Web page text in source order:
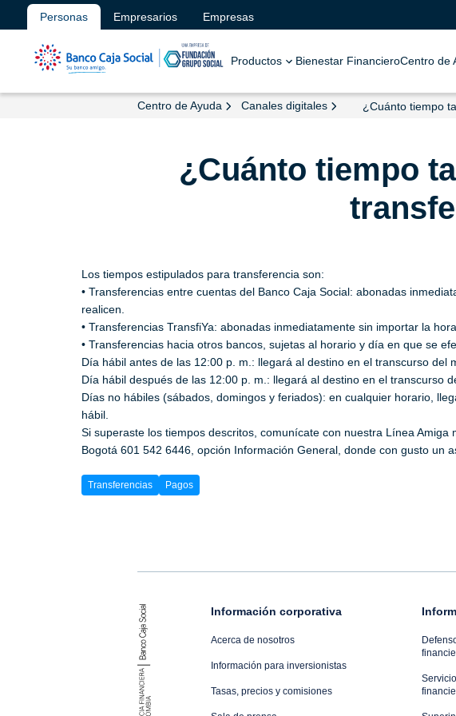
Personas Empresarios Empresas
Productos Bienestar FinancieroCentro de
Centro de Ayuda Canales digitales ¿Cuánto tiempo
¿Cuánto tiempo
Los tiempos estipulados para transferencia son:
• Transferencias entre cuentas del Banco Caja Social: abonadas
realicen.
• Transferencias TransfiYa: abonadas inmediatamente sin importar la
• Transferencias hacia otros bancos, sujetas al horario y día en que se
Día hábil antes de las 12:00 p. m.: llegará al destino en el transcurso del
Día hábil después de las 12:00 p. m.: llegará al destino en el transcurso
Días no hábiles (sábados, domingos y feriados): en cualquier horario,
hábil.
Si superaste los tiempos descritos, comunícate con nuestra Línea
Bogotá 601 542 6446, opción Información General, donde con gusto un
Transferencias Pagos
Información corporativa
Acerca de nosotros
Información para inversionistas
Tasas, precios y comisiones